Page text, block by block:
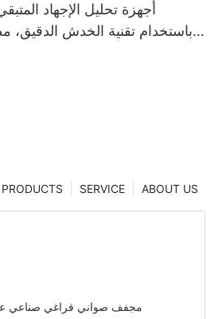
أجهزة تحليل الإجهاد
باستخدام تقنية الخدش
ABOUT US
SERVICE
PRODUCTS